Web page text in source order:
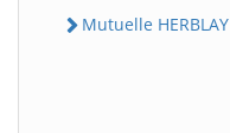
Mutuelle HERBLAY